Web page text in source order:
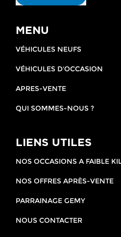
MENU
VÉHICULES NEUFS
VÉHICULES D'OCCASION
APRES-VENTE
QUI SOMMES-NOUS ?
LIENS UTILES
NOS OCCASIONS A FAIBLE
NOS OFFRES APRÈS-VENTE
PARRAINAGE GEMY
NOUS CONTACTER